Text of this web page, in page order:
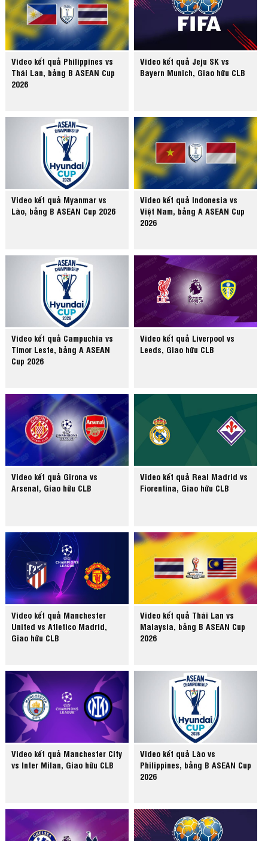
Video kết quả Philippines vs
Thái Lan, bảng B ASEAN Cup
2026
Video kết quả Jeju SK vs
Bayern Munich, Giao hữu CLB
Video kết quả Myanmar vs
Lào, bảng B ASEAN Cup 2026
Video kết quả Indonesia vs
Việt Nam, bảng A ASEAN Cup
2026
Video kết quả Campuchia vs
Timor Leste, bảng A ASEAN
Cup 2026
Video kết quả Liverpool vs
Leeds, Giao hữu CLB
Video kết quả Girona vs
Arsenal, Giao hữu CLB
Video kết quả Real Madrid vs
Fiorentina, Giao hữu CLB
Video kết quả Manchester
United vs Atletico Madrid,
Giao hữu CLB
Video kết quả Thái Lan vs
Malaysia, bảng B ASEAN Cup
2026
Video kết quả Manchester City
vs Inter Milan, Giao hữu CLB
Video kết quả Lào vs
Philippines, bảng B ASEAN Cup
2026